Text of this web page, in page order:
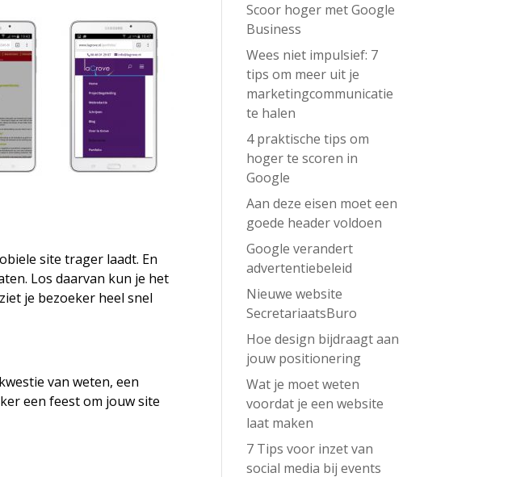
site trager laadt. En
Los daarvan kun je het
je bezoeker heel snel
van weten, een
een feest om jouw site
Scoor hoger met Google
Business
Wees niet impulsief: 7
tips om meer uit je
marketingcommunicatie
te halen
4 praktische tips om
hoger te scoren in
Google
Aan deze eisen moet een
goede header voldoen
Google verandert
advertentiebeleid
Nieuwe website
SecretariaatsBuro
Hoe design bijdraagt aan
jouw positionering
Wat je moet weten
voordat je een website
laat maken
7 Tips voor inzet van
social media bij events